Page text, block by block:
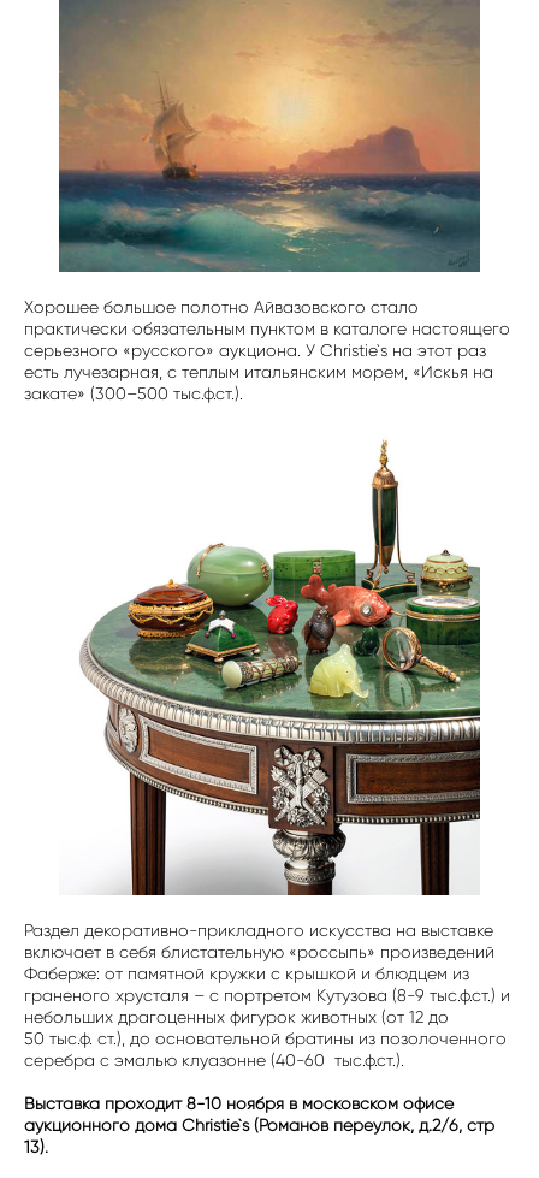
Хорошее большое полотно Айвазовского стало
практически обязательным пунктом в каталоге настоящего
серьезного «русского» аукциона. У Christie`s на этот раз
есть лучезарная, с теплым итальянским морем, «Искья на
закате» (300–500 тыс.ф.ст.).
Раздел декоративно-прикладного искусства на выставке
включает в себя блистательную «россыпь» произведений
Фаберже: от памятной кружки с крышкой и блюдцем из
граненого хрусталя – с портретом Кутузова (8-9 тыс.ф.ст.) и
небольших драгоценных фигурок животных (от 12 до
50 тыс.ф. ст.), до основательной братины из позолоченного
серебра с эмалью клуазонне (40-60 тыс.ф.ст.).
Выставка проходит 8-10 ноября в московском офисе
аукционного дома Christie`s (Романов переулок, д.2/6, стр
13).